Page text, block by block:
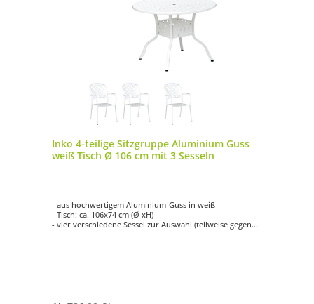
Inko 4-teilige Sitzgruppe Aluminium Guss
weiß Tisch Ø 106 cm mit 3 Sesseln
- aus hochwertigem Aluminium-Guss in weiß
- Tisch: ca. 106x74 cm (Ø xH)
- vier verschiedene Sessel zur Auswahl (teilweise gegen